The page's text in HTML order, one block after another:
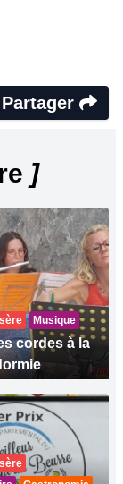
Partager
]
Musique
cordes à la